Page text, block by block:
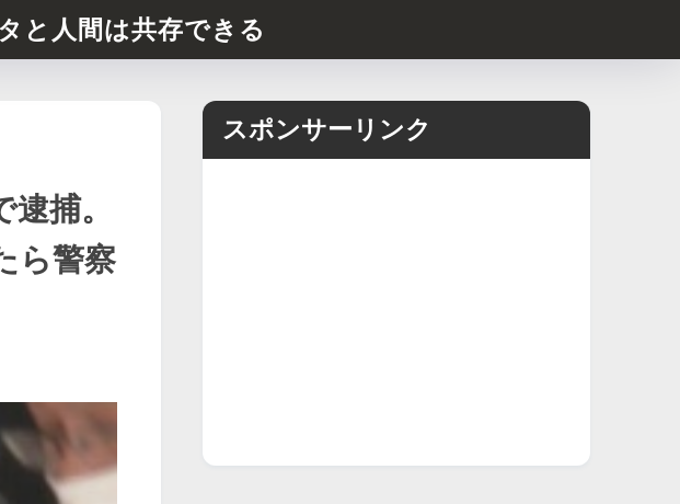
と人間は共存できる
捕。
ら警察
スポンサーリンク